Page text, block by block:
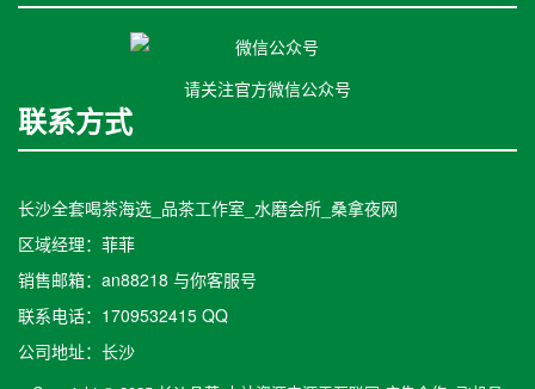
请关注官方微信公众号
联系方式
长沙全套喝茶海选_品茶工作室_水磨会所_桑拿夜网
区域经理：菲菲
销售邮箱：an88218 与你客服号
联系电话：1709532415 QQ
公司地址：长沙